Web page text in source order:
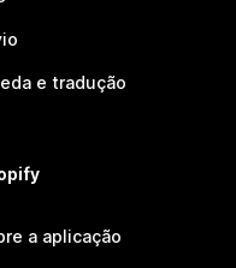
e tradução
a aplicação